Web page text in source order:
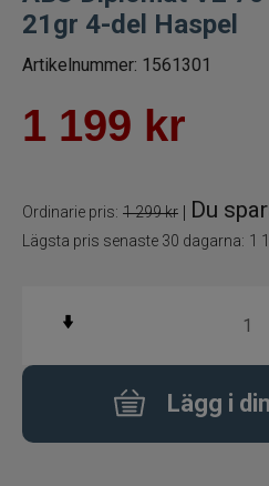
Vertikalset
Jerkbaitset
Fiskeset för barn
Fiskedrag
21gr 4-del Haspel
Artikelnummer: 1561301
1 199 kr
Ordinarie pris: 1 299 kr | Du
Lägsta pris senaste 30 dagarna: 1
Lägg i